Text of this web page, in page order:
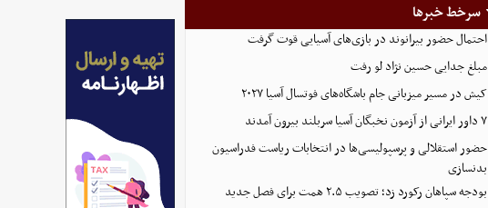
سرخط خبرها
احتمال حضور بیرانوند در بازی‌های آسیایی قوت گرفت
مبلغ جدایی حسین نژاد لو رفت
کیش در مسیر میزبانی جام باشگاه‌های فوتسال آسیا ۲۰۲۷
۷ داور ایرانی از آزمون نخبگان آسیا سربلند بیرون آمدند
حضور استقلالی و پرسپولیسی‌ها در انتخابات ریاست فدراسیون
بدنسازی
بودجه سپاهان رکورد زد؛ تصویب ۲.۵ همت برای فصل جدید